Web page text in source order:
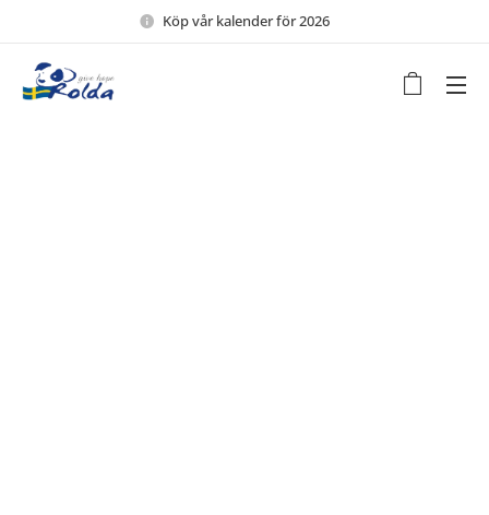
Köp vår kalender för 2026 🖤